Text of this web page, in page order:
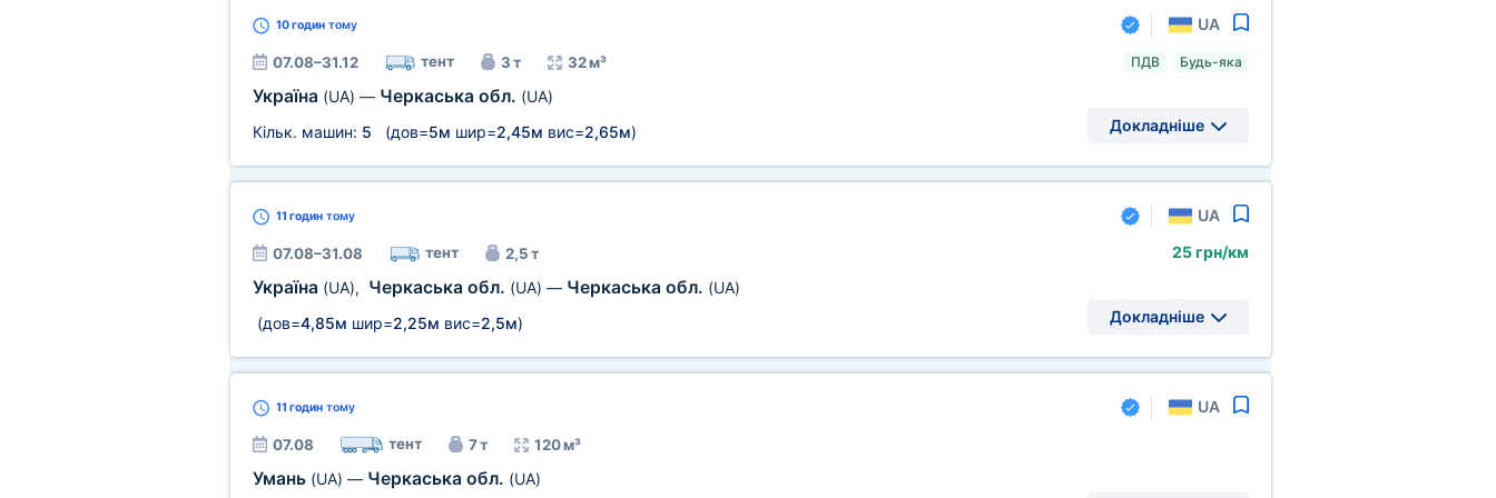
10 годинтому UA
07.08–31.12 тент 3 т 32 м³
Україна (UA) — Черкаська обл. (UA)
Кільк. машин: 5 (дов=5м шир=2,45м вис=2,65м)
ПДВ Будь-яка
Докладніше
11 годинтому UA
07.08–31.08 тент 2,5 т
Україна (UA), Черкаська обл. (UA) — Черкаська обл. (UA)
(дов=4,85м шир=2,25м вис=2,5м)
25 грн/км
Докладніше
11 годинтому UA
07.08 тент 7 т 120 м³
Умань (UA) — Черкаська обл. (UA)